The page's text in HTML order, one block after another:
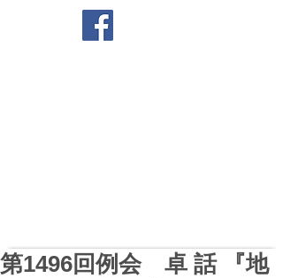
第1496回例会 卓 話 『地